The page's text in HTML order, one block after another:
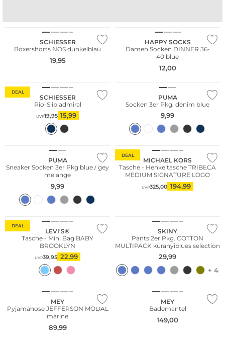
SCHIESSER
Boxershorts NOS dunkelblau
19,95
HAPPY SOCKS
Damen Socken DINNER 36-
40 blue
12,00
DEAL
SCHIESSER
Rio-Slip admiral
UVP19,95 15,99
PUMA
Socken 3er Pkg. denim blue
9,99
PUMA
Sneaker Socken 3er Pkg blue / gey
melange
9,99
DEAL
MICHAEL KORS
Tasche - Henkeltasche TRIBECA
MEDIUM SIGNATURE LOGO
UVP325,00 194,99
DEAL
LEVI'S®
Tasche - Mini Bag BABY
BROOKLYN
UVP39,95 22,99
SKINY
Pants 2er Pkg. COTTON
MULTIPACK kuranyiblues selection
29,99
+ 4
MEY
Pyjamahose JEFFERSON MODAL
marine
89,99
NEU
MEY
Bademantel
149,00